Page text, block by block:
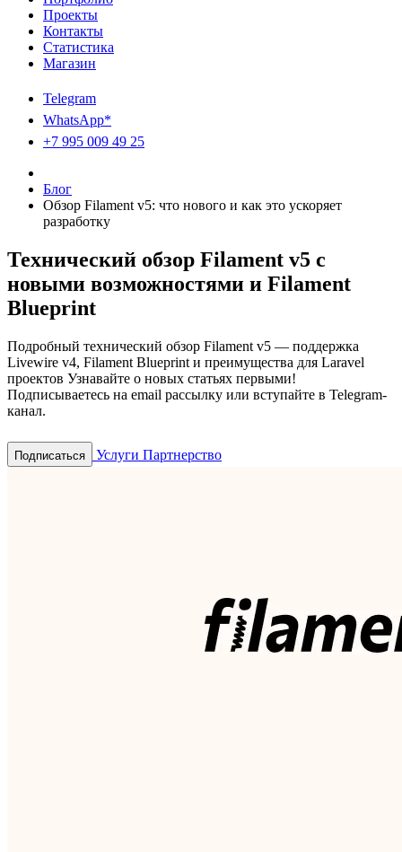
Проекты
Контакты
Статистика
Магазин
Telegram
WhatsApp*
+7 995 009 49 25
Блог
Обзор Filament v5: что нового и как это ускоряет
разработку
Технический обзор Filament v5 с
новыми возможностями и Filament
Blueprint
Подробный технический обзор Filament v5 — поддержка
Livewire v4, Filament Blueprint и преимущества для Laravel
проектов Узнавайте о новых статьях первыми!
Подписываетесь на email рассылку или вступайте в Telegram-
канал.
Подписаться Услуги Партнерство